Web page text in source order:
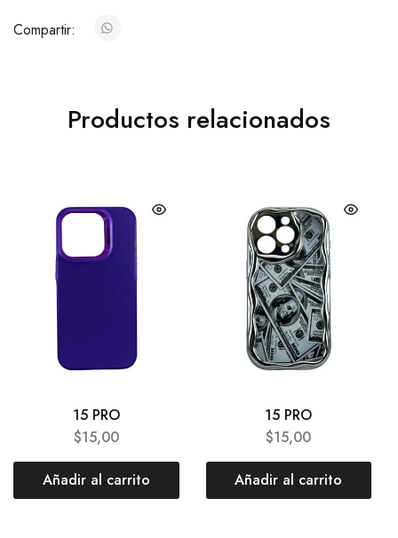
Compartir:
Productos relacionados
15 PRO
$15,00
Añadir al carrito
15 PRO
$15,00
Añadir al carrito